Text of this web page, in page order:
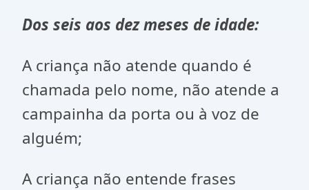
Dos seis aos dez meses de idade:
A criança não atende quando é
chamada pelo nome, não atende a
campainha da porta ou à voz de
alguém;
A criança não entende frases